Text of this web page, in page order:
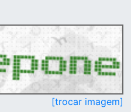
[trocar imagem]